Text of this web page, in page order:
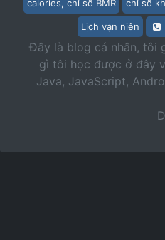
calories, chỉ số BMR chỉ số
Lịch vạn niên
Đây là blog cá nhân, tôi
gì tôi học được ở đây
Java, JavaScript,